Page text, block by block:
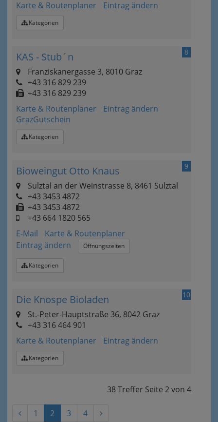
Karte & Routenplaner Eintrag ändern
Kategorien
8
KAS - Stub´n
Franziskanergasse 3, 8010 Graz
+43 316 829 239
+43 316 829 239
Karte & Routenplaner
Eintrag ändern
GrazGutschein
Kategorien
9
Bioweingut Otto Knaus
Sulztal an der Weinstrasse 8, 8461 Sulztal
+43 3453 4872
+43 3453 4872
+43 664 1820 565
E-Mail
Karte & Routenplaner
Eintrag ändern
Öffnungszeiten
Kategorien
10
Die Knospe Bioladen
St.-Peter-Hauptstraße 36, 8042 Graz
+43 316 464 901
Karte & Routenplaner
Eintrag ändern
Kategorien
38 Treffer Seite 2von 4
1 2 3 4